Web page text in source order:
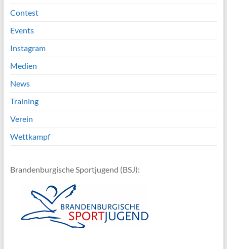
Contest
Events
Instagram
Medien
News
Training
Verein
Wettkampf
Brandenburgische Sportjugend (BSJ):